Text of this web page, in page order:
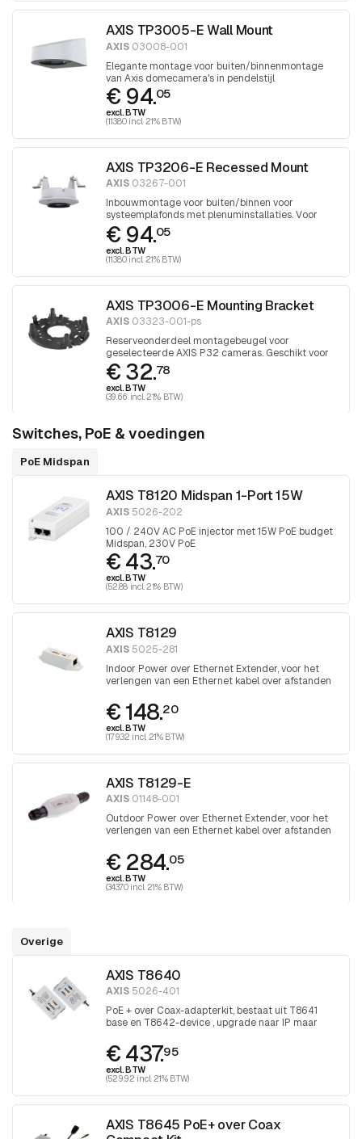
AXIS TP3005-E Wall Mount
AXIS 03008-001
Elegante montage voor buiten/binnenmontage
van Axis domecamera's in pendelstijl
€ 94.05
excl. BTW
(113.80 incl. 21% BTW)
AXIS TP3206-E Recessed Mount
AXIS 03267-001
Inbouwmontage voor buiten/binnen voor
systeemplafonds met plenuminstallaties. Voor
AXIS P32 camera's
€ 94.05
excl. BTW
(113.80 incl. 21% BTW)
AXIS TP3006-E Mounting Bracket
AXIS 03323-001-ps
Reserveonderdeel montagebeugel voor
geselecteerde AXIS P32 cameras. Geschikt voor
het monteren van camera's boven inbouwdozen, 1
stuk
€ 32.78
excl. BTW
(39.66 incl. 21% BTW)
Switches, PoE & voedingen
PoE Midspan
AXIS T8120 Midspan 1-Port 15W
AXIS 5026-202
100 / 240V AC PoE injector met 15W PoE budget
Midspan, 230V PoE
€ 43.70
excl. BTW
(52.88 incl. 21% BTW)
AXIS T8129
AXIS 5025-281
Indoor Power over Ethernet Extender, voor het
verlengen van een Ethernet kabel over afstanden
€ 148.20
excl. BTW
(179.32 incl. 21% BTW)
AXIS T8129-E
AXIS 01148-001
Outdoor Power over Ethernet Extender, voor het
verlengen van een Ethernet kabel over afstanden
€ 284.05
excl. BTW
(343.70 incl. 21% BTW)
Overige
AXIS T8640
AXIS 5026-401
PoE + over Coax-adapterkit, bestaat uit T8641
base en T8642-device , upgrade naar IP maar
€ 437.95
excl. BTW
(529.92 incl. 21% BTW)
AXIS T8645 PoE+ over Coax